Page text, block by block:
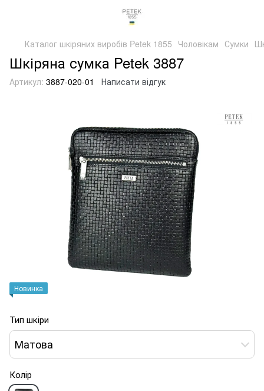
Каталог шкіряних виробів Petek 1855 Чоловікам Сумки
Шкіряна сумка Petek 3887
Артикул: 3887-020-01 Написати відгук
Новинка
Тип шкіри
Матова
Колір